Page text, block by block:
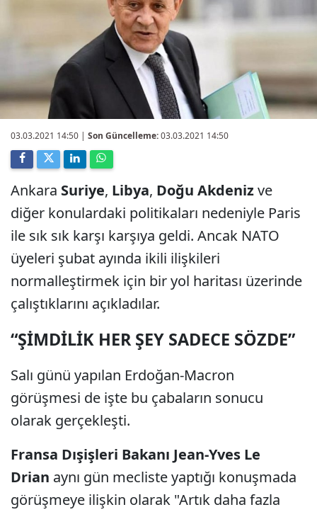
03.03.2021 14:50 | Son Güncelleme:03.03.2021 14:50
Ankara Suriye, Libya, Doğu Akdenizve
diğer konulardaki politikaları nedeniyle Paris
ile sık sık karşı karşıya geldi. Ancak NATO
üyeleri şubat ayında ikili ilişkileri
normalleştirmek için bir yol haritası üzerinde
çalıştıklarını açıkladılar.
“ŞİMDİLİK HER ŞEY SADECE SÖZDE”
Salı günü yapılan Erdoğan-Macron
görüşmesi de işte bu çabaların sonucu
olarak gerçekleşti.
Fransa Dışişleri Bakanı Jean-Yves Le
Drian aynı gün mecliste yaptığı konuşmada
görüşmeye ilişkin olarak "Artık daha fazla